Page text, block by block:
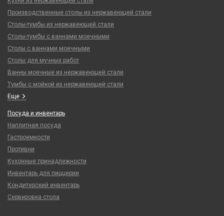
Производственные столы из нержавеющей стали
Столы-тумбы из нержавеющей стали
Столы-тумбы с ваннами моечными
Столы с ваннами моечными
Столы для мучных работ
Ванны моечные из нержавеющей стали
Тумбы с мойкой из нержавеющей стали
Еще
Посуда и инвентарь
Наплитная посуда
Гастроемкости
Противни
Кухонные принадлежности
Инвентарь для пиццерии
Кондитерский инвентарь
Сервировка стола